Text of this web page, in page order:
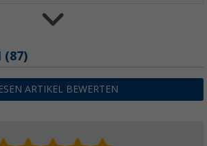
Omnia Campingbackofen Classic
ab 34,99€UVP44,90 €
(87)
ARTIKEL BEWERTEN